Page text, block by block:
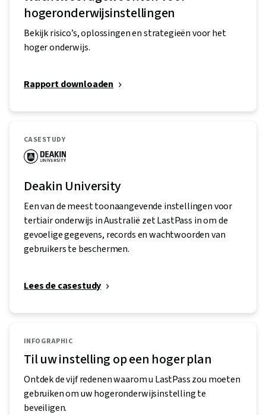
hogeronderwijsinstellingen
Bekijk risico’s, oplossingen en strategieën voor het
hoger onderwijs.
Rapport downloaden
CASESTUDY
Deakin University
Een van de meest toonaangevende instellingen voor
tertiair onderwijs in Australië zet LastPass in om de
gevoelige gegevens, records en wachtwoorden van
gebruikers te beschermen.
Lees de casestudy
INFOGRAPHIC
Til uw instelling op een hoger plan
Ontdek de vijf redenen waarom u LastPass zou moeten
gebruiken om uw hogeronderwijsinstelling te
beveiligen.